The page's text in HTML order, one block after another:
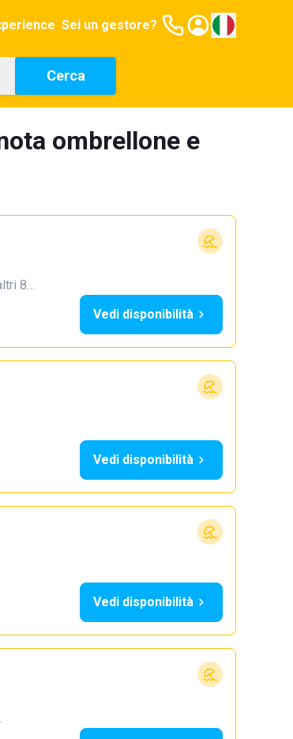
Sei un gestore?
Cerca
ombrellone e
8…
Vedi disponibilità
Vedi disponibilità
Vedi disponibilità